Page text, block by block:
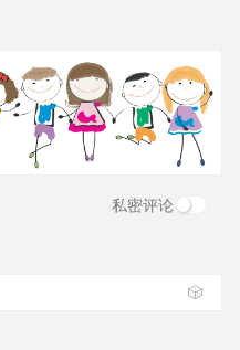
私密评论
🎲